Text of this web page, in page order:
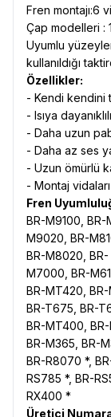
Fren montajı:6
Çap modelleri :
Uyumlu
kullanıldığı
Özellikler:
- Kendi kendini
- Isıya
- Daha uzun
- Daha az ses
- Uzun ömürlü
- Montaj vidaları
Fren
BR-M9100, BR-
M9020, BR-
BR-M8020, BR-
M7000, BR-
BR-MT420,
BR-T675, BR-
BR-MT400,
BR-M365, BR-
BR-R8070 *,
RS785 *, BR-
RX400 *
Üretici